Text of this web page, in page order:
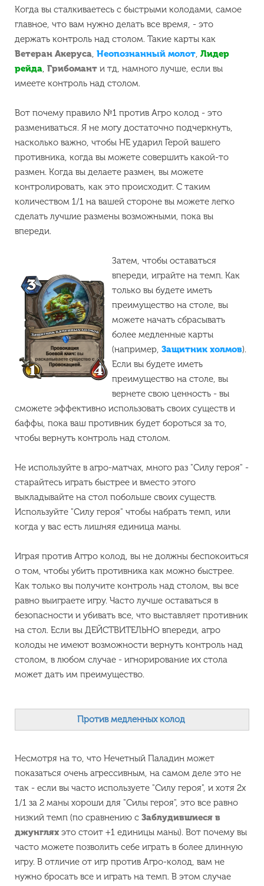
Когда вы сталкиваетесь с быстрыми колодами, самое
главное, что вам нужно делать все время, - это
держать контроль над столом. Такие карты как
Ветеран Акеруса, Неопознанный молот, Лидер
рейда, Грибомант и тд, намного лучше, если вы
имеете контроль над столом.
Вот почему правило №1 против Агро колод - это
размениваться. Я не могу достаточно подчеркнуть,
насколько важно, чтобы НЕ ударил Герой вашего
противника, когда вы можете совершить какой-то
размен. Когда вы делаете размен, вы можете
контролировать, как это происходит. С таким
количеством 1/1 на вашей стороне вы можете легко
сделать лучшие размены возможными, пока вы
впереди.
Затем, чтобы оставаться
впереди, играйте на темп. Как
только вы будете иметь
преимущество на столе, вы
можете начать сбрасывать
более медленные карты
(например, Защитник холмов).
Если вы будете иметь
преимущество на столе, вы
вернете свою ценность - вы
сможете эффективно использовать своих существ и
баффы, пока ваш противник будет бороться за то,
чтобы вернуть контроль над столом.
Не используйте в агро-матчах, много раз "Силу героя" -
старайтесь играть быстрее и вместо этого
выкладывайте на стол побольше своих существ.
Используйте "Силу героя" чтобы набрать темп, или
когда у вас есть лишняя единица маны.
Играя против Аггро колод, вы не должны беспокоиться
о том, чтобы убить противника как можно быстрее.
Как только вы получите контроль над столом, вы все
равно выиграете игру. Часто лучше оставаться в
безопасности и убивать все, что выставляет противник
на стол. Если вы ДЕЙСТВИТЕЛЬНО впереди, агро
колоды не имеют возможности вернуть контроль над
столом, в любом случае - игнорирование их стола
может дать им преимущество.
Против медленных колод
Несмотря на то, что Нечетный Паладин может
показаться очень агрессивным, на самом деле это не
так - если вы часто используете "Силу героя", и хотя 2x
1/1 за 2 маны хороши для "Силы героя", это все равно
низкий темп (по сравнению с Заблудившиеся в
джунглях это стоит +1 единицы маны). Вот почему вы
часто можете позволить себе играть в более длинную
игру. В отличие от игр против Агро-колод, вам не
нужно бросать все и играть на темп. В этом случае